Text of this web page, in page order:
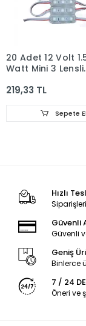
20 Adet 12 Volt
Watt Mini 3 Lensli
Modül IP65
219,33 TL
Sepete
Hızlı
Güvenli
Güvenli
Geniş
Binlerce
7 / 24
Öneri ve